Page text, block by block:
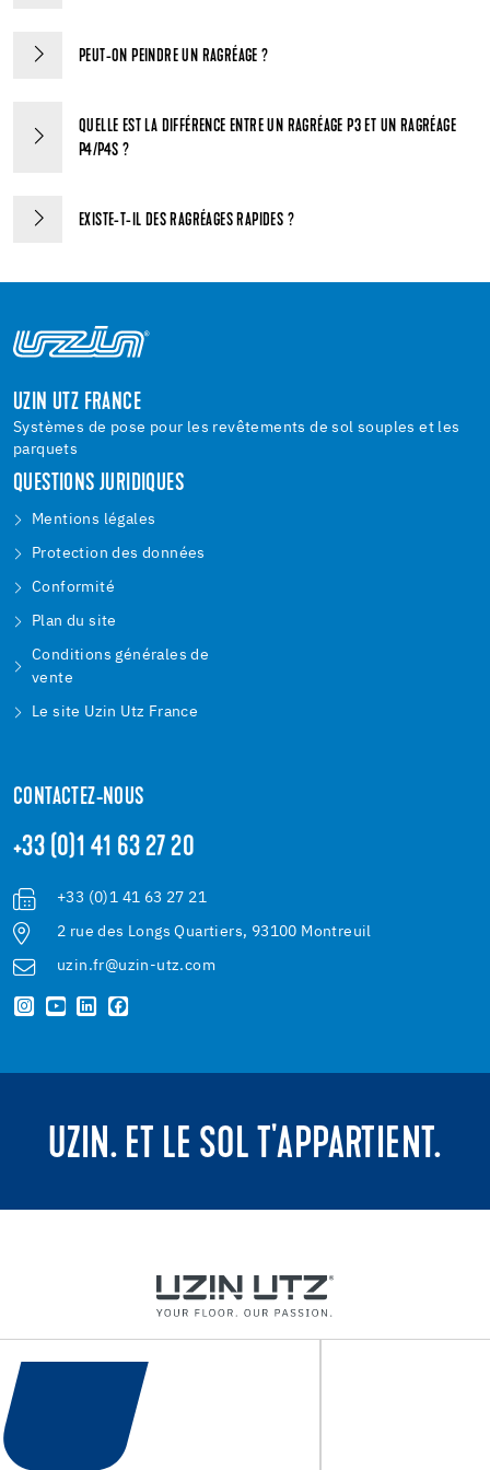
PEUT-ON PEINDRE UN RAGRÉAGE ?
QUELLE EST LA DIFFÉRENCE ENTRE UN RAGRÉAGE P3 ET UN RAGRÉAGE
P4/P4S ?
EXISTE-T-IL DES RAGRÉAGES RAPIDES ?
UZIN UTZ FRANCE
Systèmes de pose pour les revêtements de sol souples et les
parquets
QUESTIONS JURIDIQUES
Mentions légales
Protection des données
Conformité
Plan du site
Conditions générales de
vente
Le site Uzin Utz France
CONTACTEZ-NOUS
+33 (0)1 41 63 27 20
+33 (0)1 41 63 27 21
2 rue des Longs Quartiers, 93100 Montreuil
uzin.fr@uzin-utz.com
UZIN. ET LE SOL T'APPARTIENT.